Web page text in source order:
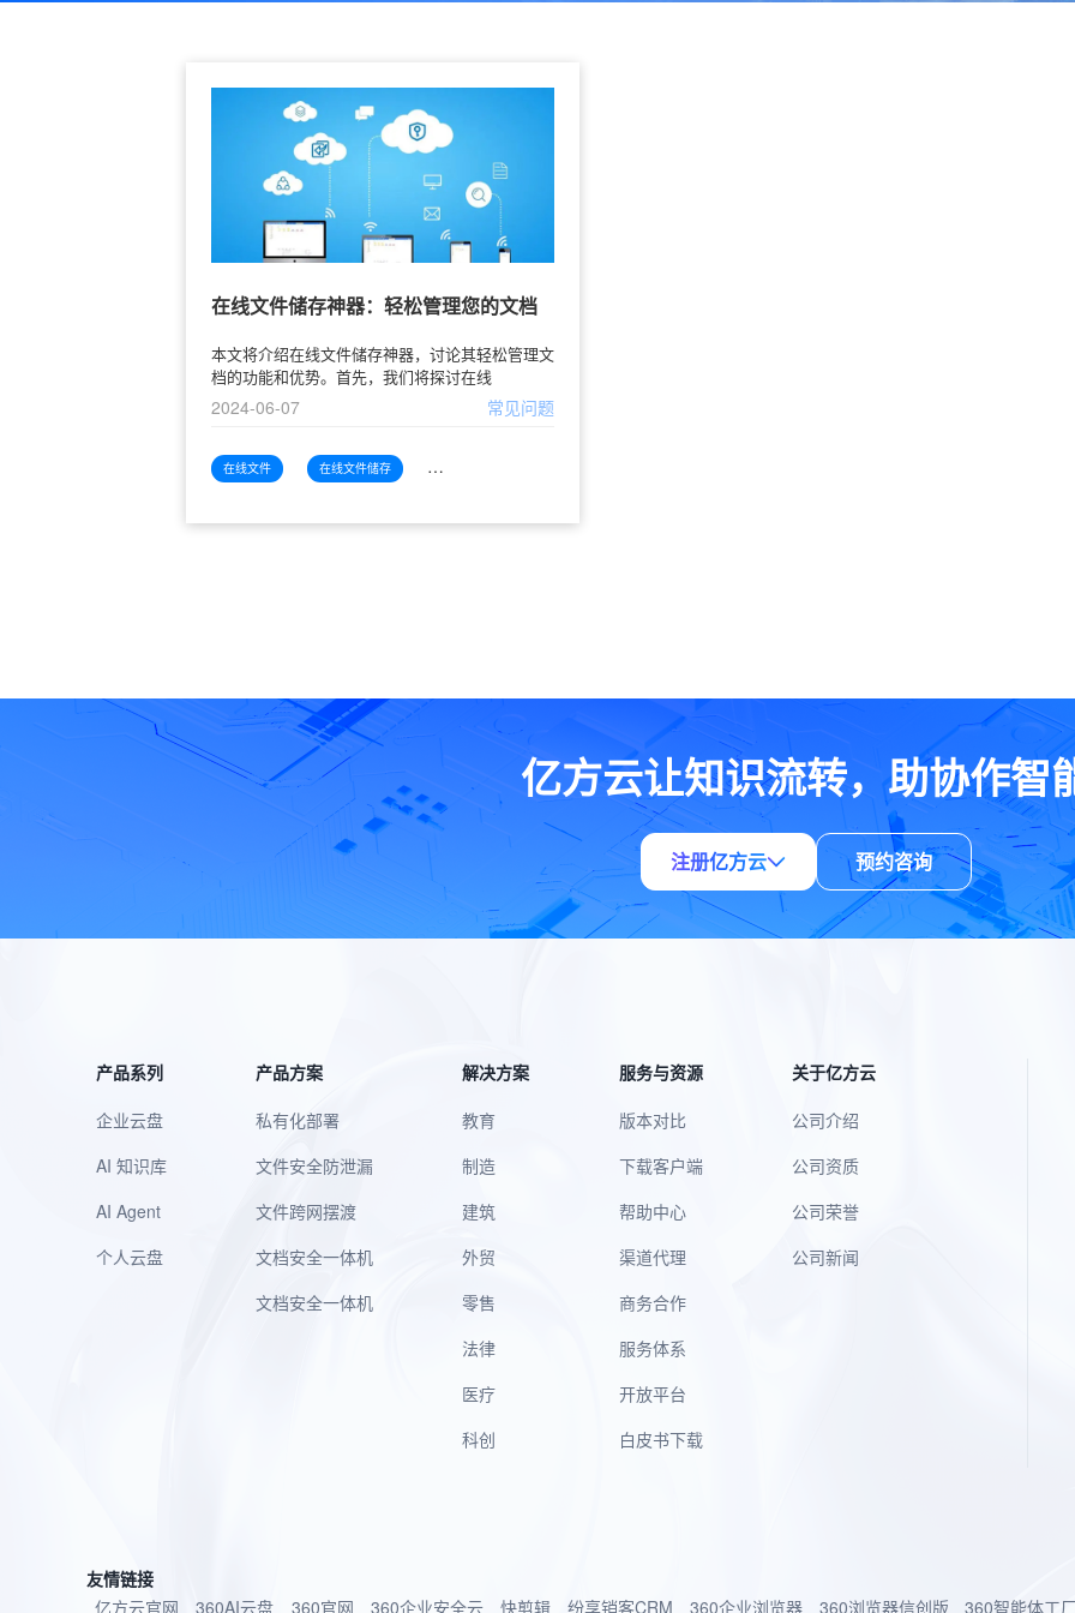
在线文件储存神器：轻松管理您的文档
本文将介绍在线文件储存神器，讨论其轻松管理文
档的功能和优势。首先，我们将探讨在线
2024-06-07 常见问题
在线文件 在线文件储存 在线文件储存神器
亿方云让知识流转，助协作智
注册亿方云 预约咨询
产品系列
企业云盘
AI 知识库
AI Agent
个人云盘
产品方案
私有化部署
文件安全防泄漏
文件跨网摆渡
文档安全一体机
文档安全一体机
解决方案
教育
制造
建筑
外贸
零售
法律
医疗
科创
服务与资源
版本对比
下载客户端
帮助中心
渠道代理
商务合作
服务体系
开放平台
白皮书下载
关于亿方云
公司介绍
公司资质
公司荣誉
公司新闻
友情链接
亿方云官网
360AI云盘 360官网 360企业安全云 快剪辑 纷享销客CRM 360企业浏览器 360浏览器信创版 360智能体工